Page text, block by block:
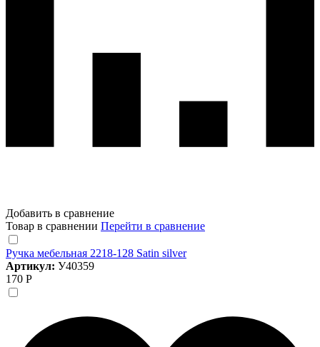
Добавить в сравнение
Товар в сравнении Перейти в сравнение
Ручка мебельная 2218-128 Satin silver
Артикул: У40359
170 Р